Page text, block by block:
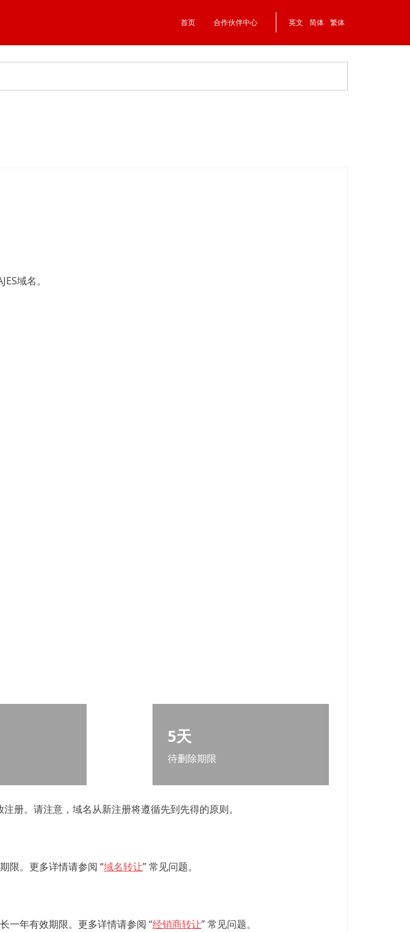
首页 合作伙伴中心 英文 简体 繁体
域名。
5天
待删除期限
册。请注意，域名从新注册将遵循先到先得的原则。
限。更多详情请参阅 “域名转让” 常见问题。
一年有效期限。更多详情请参阅 “经销商转让” 常见问题。